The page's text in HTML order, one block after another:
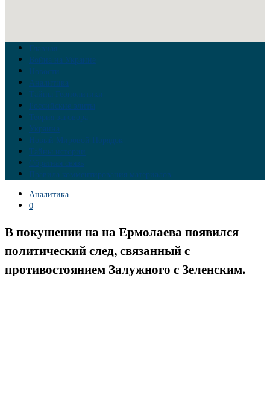
Главная
Война на Украине
Новости
Аналитика
Тайны Геополитики
Российские элиты
Теория заговора
Украина
Новый Мировой Порядок
Тайны истории
Обратная связь
Правила комментирования материалов
Аналитика
0
В покушении на на Ермолаева появился
политический след, связанный с
противостоянием Залужного с Зеленским.